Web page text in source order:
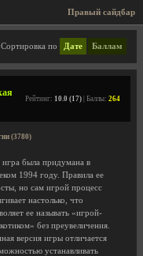
Правый сайдбар
Сортировка по Дате Баллам
Рейтинг: 10.0 (17) | Баллы: 264
(3780)
игра была придумана в
1994 году. Правила ее
но сам игрой процесс
настолько, что
ее называть «игрой-
без преувеличения.
версия игры отличается
устанавливать